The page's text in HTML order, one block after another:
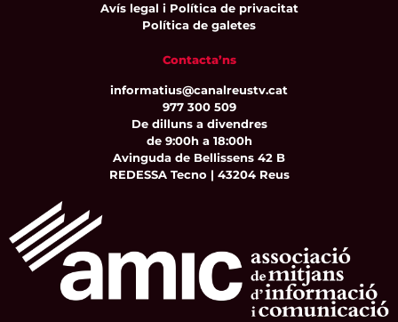
Avís legal i Política de privacitat
Política de galetes
Contacta’ns
informatius@canalreustv.cat
977 300 509
De dilluns a divendres
de 9:00h a 18:00h
Avinguda de Bellissens 42 B
REDESSA Tecno | 43204 Reus